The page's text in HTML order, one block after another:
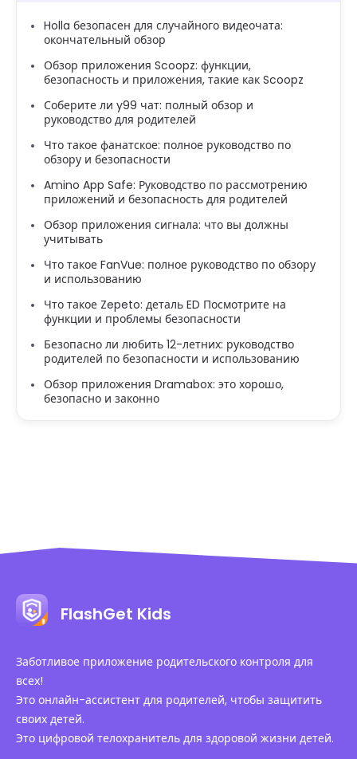
Holla безопасен для случайного видеочата:
окончательный обзор
Обзор приложения Scoopz: функции,
безопасность и приложения, такие как Scoopz
Соберите ли y99 чат: полный обзор и
руководство для родителей
Что такое фанатское: полное руководство по
обзору и безопасности
Amino App Safe: Руководство по рассмотрению
приложений и безопасность для родителей
Обзор приложения сигнала: что вы должны
учитывать
Что такое FanVue: полное руководство по обзору
и использованию
Что такое Zepeto: деталь ED Посмотрите на
функции и проблемы безопасности
Безопасно ли любить 12-летних: руководство
родителей по безопасности и использованию
Обзор приложения Dramabox: это хорошо,
безопасно и законно
FlashGet Kids
Заботливое приложение родительского контроля для
всех!
Это онлайн-ассистент для родителей, чтобы защитить
своих детей.
Это цифровой телохранитель для здоровой жизни детей.